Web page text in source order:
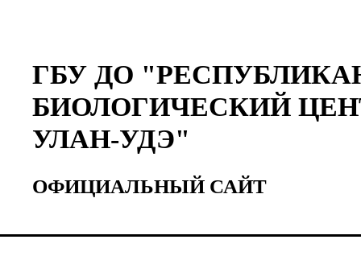
ГБУ ДО
БИОЛОГИЧЕСКИЙ
УЛАН-УДЭ"
ОФИЦИАЛЬНЫЙ САЙТ